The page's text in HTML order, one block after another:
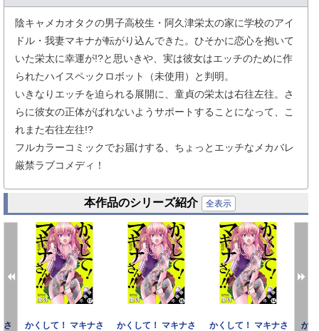
陰キャメカオタクの男子高校生・阿久津栄太の家に学校のアイ
ドル・我妻マキナが転がり込んできた。ひそかに恋心を抱いて
いた栄太に幸運が!?と思いきや、実は彼女はエッチのために作
られたハイスペックロボット（未使用）と判明。
いきなりエッチを迫られる展開に、童貞の栄太は右往左往。さ
らに彼女の正体がばれないようサポートすることになって、こ
れまた右往左往!?
フルカラーコミックでお届けする、ちょっとエッチなメカバレ
厳禁ラブコメディ！
本作品のシリーズ紹介 全表示
さ
かくして！ マキナさ
かくして！ マキナさ
かくして！ マキナさ
か